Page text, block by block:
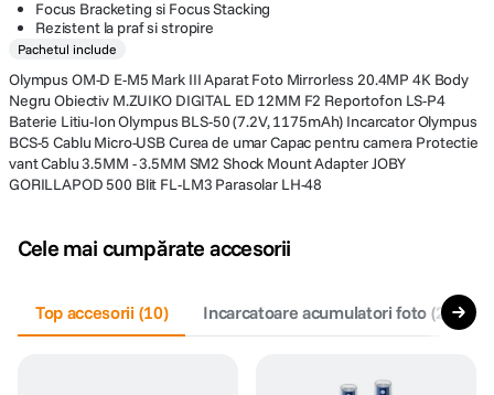
Focus Bracketing si Focus Stacking
Rezistent la praf si stropire
Pachetul include
Olympus OM-D E-M5 Mark III Aparat Foto Mirrorless 20.4MP 4K Body
Negru Obiectiv M.ZUIKO DIGITAL ED 12MM F2 Reportofon LS-P4
Baterie Litiu-Ion Olympus BLS-50 (7.2V, 1175mAh) Incarcator Olympus
BCS-5 Cablu Micro-USB Curea de umar Capac pentru camera Protectie
vant Cablu 3.5MM - 3.5MM SM2 Shock Mount Adapter JOBY
GORILLAPOD 500 Blit FL-LM3 Parasolar LH-48
Cele mai cumpărate accesorii
Top accesorii (10) Incarcatoare acumulatori foto (2